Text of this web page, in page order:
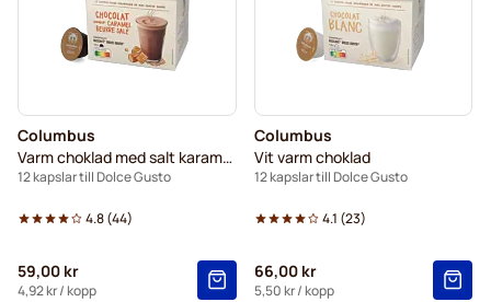
Columbus
Varm choklad med salt karamell
12 kapslar till Dolce Gusto
4.8(44)
59,00 kr
4,92 kr/ kopp
Columbus
Vit varm choklad
12 kapslar till Dolce Gusto
4.1 (23)
66,00 kr
5,50 kr/ kopp